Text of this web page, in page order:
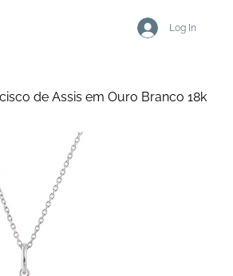
Log In
de Assis em Ouro Branco 18k